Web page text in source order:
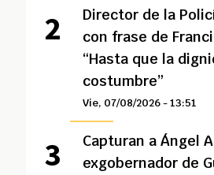
Director de la
con frase de
“Hasta que la
costumbre”
Vie, 07/08/2026 - 13:51
Capturan a Ángel
exgobernador de